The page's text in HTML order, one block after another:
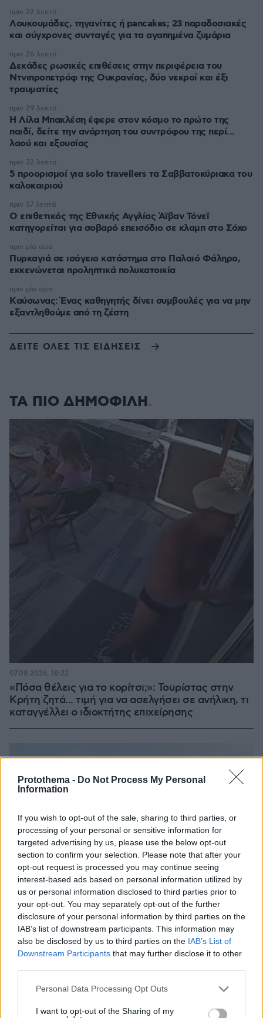
Protothema - Do Not Process My Personal
Information
If you wish to opt-out of the sale, sharing to third parties, or
processing of your personal or sensitive information for
targeted advertising by us, please use the below opt-out
section to confirm your selection. Please note that after your
opt-out request is processed you may continue seeing
interest-based ads based on personal information utilized by
us or personal information disclosed to third parties prior to
your opt-out. You may separately opt-out of the further
disclosure of your personal information by third parties on the
IAB’s list of downstream participants. This information may
also be disclosed by us to third parties on the IAB’s List of
Downstream Participants that may further disclose it to other
Please note that this website/app uses one or more Google
not limited to your visit or usage behaviour. You may click to
Personal Data Processing Opt Outs
I want to opt-out of the Sharing of my
Λουκουμάδες, τηγανίτες ή pancakes; 23 παραδοσιακές
και σύγχρονες συνταγές για τα αγαπημένα ζυμάρια
πριν 22 λεπτά
Δεκάδες ρωσικές επιθέσεις στην περιφέρεια του
Ντνιπροπετρόφ της Ουκρανίας, δύο νεκροί και έξι
τραυματίες
πριν 26 λεπτά
Η Λίλα Μπακλέση έφερε στον κόσμο το πρώτο της
παιδί, δείτε την ανάρτηση του συντρόφου της περί...
λαού και εξουσίας
πριν 29 λεπτά
5 προορισμοί για solo travellers τα Σαββατοκύριακα του
καλοκαιριού
πριν 32 λεπτά
Ο επιθετικός της Εθνικής Αγγλίας Άϊβαν Τόνεϊ
κατηγορείται για σοβαρό επεισόδιο σε κλαμπ στο Σόχο
πριν 37 λεπτά
Πυρκαγιά σε ισόγειο κατάστημα στο Παλαιό Φάληρο,
εκκενώνεται προληπτικά πολυκατοικία
πριν μία ώρα
Kαύσωνας: Ένας καθηγητής δίνει συμβουλές για να μην
εξαντληθούμε από τη ζέστη
πριν μία ώρα
ΔΕΙΤΕ ΟΛΕΣ ΤΙΣ ΕΙΔΗΣΕΙΣ
ΤΑ ΠΙΟ ΔΗΜΟΦΙΛΗ
«Πόσα θέλεις για το κορίτσι;»: Τουρίστας στην
Κρήτη ζητά... τιμή για να ασελγήσει σε ανήλικη, τι
καταγγέλλει ο ιδιοκτήτης επιχείρησης
07.08.2026, 18:22
Άλλος για data center; Επενδύσεις €50 δισ. την